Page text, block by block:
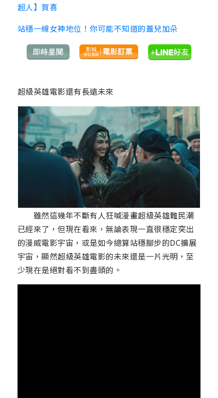
超人】賀喜
站穩一線女神地位！你可能不知道的蓋兒加朵
超級英雄電影還有長遠未來
雖然這幾年不斷有人狂喊漫畫超級英雄難民潮
已經來了，但現在看來，無論表現一直很穩定突出
的漫威電影宇宙，或是如今總算站穩腳步的DC擴展
宇宙，顯然超級英雄電影的未來還是一片光明，至
少現在是絕對看不到盡頭的。